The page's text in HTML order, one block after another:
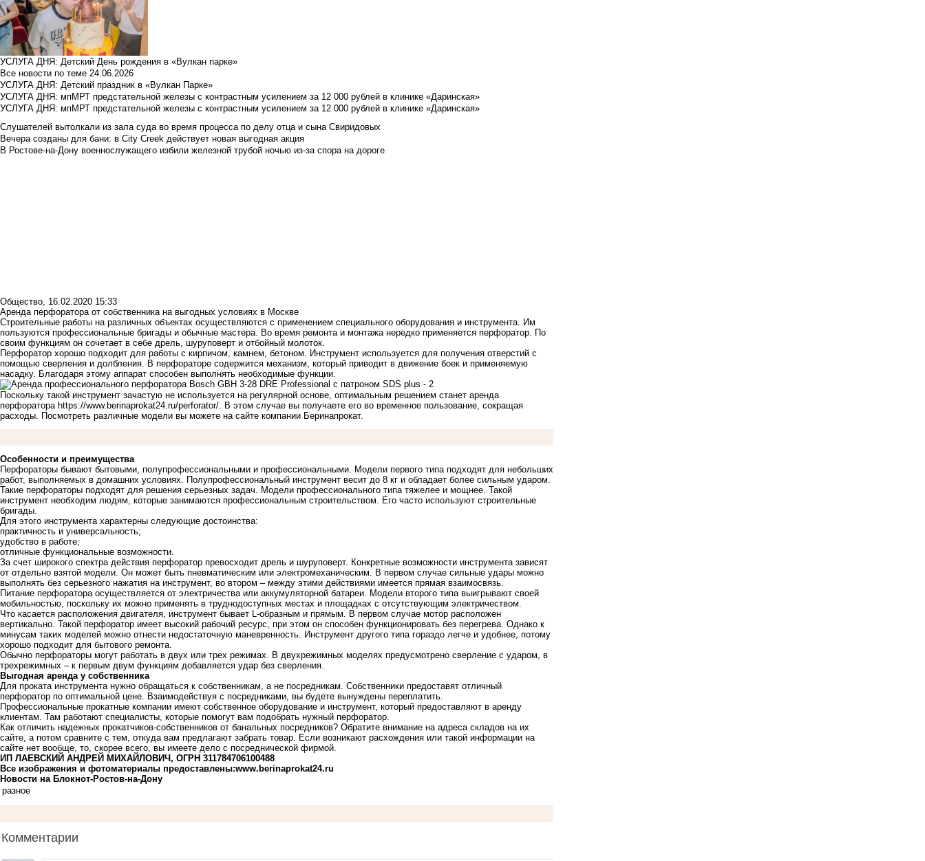
УСЛУГА ДНЯ: Детский День рождения в «Вулкан парке»
Все новости по теме 24.06.2026
УСЛУГА ДНЯ: Детский праздник в «Вулкан Парке»
УСЛУГА ДНЯ: мпМРТ предстательной железы с контрастным усилением за 12 000 рублей в клинике «Даринская»
УСЛУГА ДНЯ: мпМРТ предстательной железы с контрастным усилением за 12 000 рублей в клинике «Даринская»
Слушателей вытолкали из зала суда во время процесса по делу отца и сына Свиридовых
Вечера созданы для бани: в City Creek действует новая выгодная акция
В Ростове-на-Дону военнослужащего избили железной трубой ночью из-за спора на дороге
Общество, 16.02.2020 15:33
Аренда перфоратора от собственника на выгодных условиях в Москве
Строительные работы на различных объектах осуществляются с применением специального оборудования и инструмента. Им
пользуются профессиональные бригады и обычные мастера. Во время ремонта и монтажа нередко применяется перфоратор. По
своим функциям он сочетает в себе дрель, шуруповерт и отбойный молоток.
Перфоратор хорошо подходит для работы с кирпичом, камнем, бетоном. Инструмент используется для получения отверстий с
помощью сверления и долбления. В перфораторе содержится механизм, который приводит в движение боек и применяемую
насадку. Благодаря этому аппарат способен выполнять необходимые функции.
Поскольку такой инструмент зачастую не используется на регулярной основе, оптимальным решением станет аренда
перфоратора https://www.berinaprokat24.ru/perforator/. В этом случае вы получаете его во временное пользование, сокращая
расходы. Посмотреть различные модели вы можете на сайте компании Беринапрокат.
Особенности и преимущества
Перфораторы бывают бытовыми, полупрофессиональными и профессиональными. Модели первого типа подходят для небольших
работ, выполняемых в домашних условиях. Полупрофессиональный инструмент весит до 8 кг и обладает более сильным ударом.
Такие перфораторы подходят для решения серьезных задач. Модели профессионального типа тяжелее и мощнее. Такой
инструмент необходим людям, которые занимаются профессиональным строительством. Его часто используют строительные
бригады.
Для этого инструмента характерны следующие достоинства:
практичность и универсальность;
удобство в работе;
отличные функциональные возможности.
За счет широкого спектра действия перфоратор превосходит дрель и шуруповерт. Конкретные возможности инструмента зависят
от отдельно взятой модели. Он может быть пневматическим или электромеханическим. В первом случае сильные удары можно
выполнять без серьезного нажатия на инструмент, во втором – между этими действиями имеется прямая взаимосвязь.
Питание перфоратора осуществляется от электричества или аккумуляторной батареи. Модели второго типа выигрывают своей
мобильностью, поскольку их можно применять в труднодоступных местах и площадках с отсутствующим электричеством.
Что касается расположения двигателя, инструмент бывает L-образным и прямым. В первом случае мотор расположен
вертикально. Такой перфоратор имеет высокий рабочий ресурс, при этом он способен функционировать без перегрева. Однако к
минусам таких моделей можно отнести недостаточную маневренность. Инструмент другого типа гораздо легче и удобнее, потому
хорошо подходит для бытового ремонта.
Обычно перфораторы могут работать в двух или трех режимах. В двухрежимных моделях предусмотрено сверление с ударом, в
трехрежимных – к первым двум функциям добавляется удар без сверления.
Выгодная аренда у собственника
Для проката инструмента нужно обращаться к собственникам, а не посредникам. Собственники предоставят отличный
перфоратор по оптимальной цене. Взаимодействуя с посредниками, вы будете вынуждены переплатить.
Профессиональные прокатные компании имеют собственное оборудование и инструмент, который предоставляют в аренду
клиентам. Там работают специалисты, которые помогут вам подобрать нужный перфоратор.
Как отличить надежных прокатчиков-собственников от банальных посредников? Обратите внимание на адреса складов на их
сайте, а потом сравните с тем, откуда вам предлагают забрать товар. Если возникают расхождения или такой информации на
сайте нет вообще, то, скорее всего, вы имеете дело с посреднической фирмой.
ИП ЛАЕВСКИЙ АНДРЕЙ МИХАЙЛОВИЧ, ОГРН 311784706100488
Все изображения и фотоматериалы предоставлены:www.berinaprokat24.ru
Новости на Блoкнoт-Ростов-на-Дону
разное
Комментарии